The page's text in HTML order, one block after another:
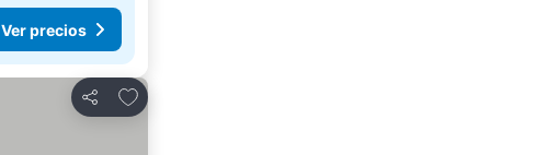
Ver precios
Compartir
Añadir a favoritos